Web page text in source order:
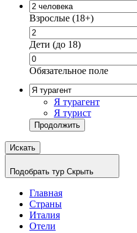
Взрослые (18+)
Дети (до 18)
Обязательное поле
Я турагент
Я турист
Продолжить
Искать
Подобрать тур Скрыть
Главная
Страны
Италия
Отели